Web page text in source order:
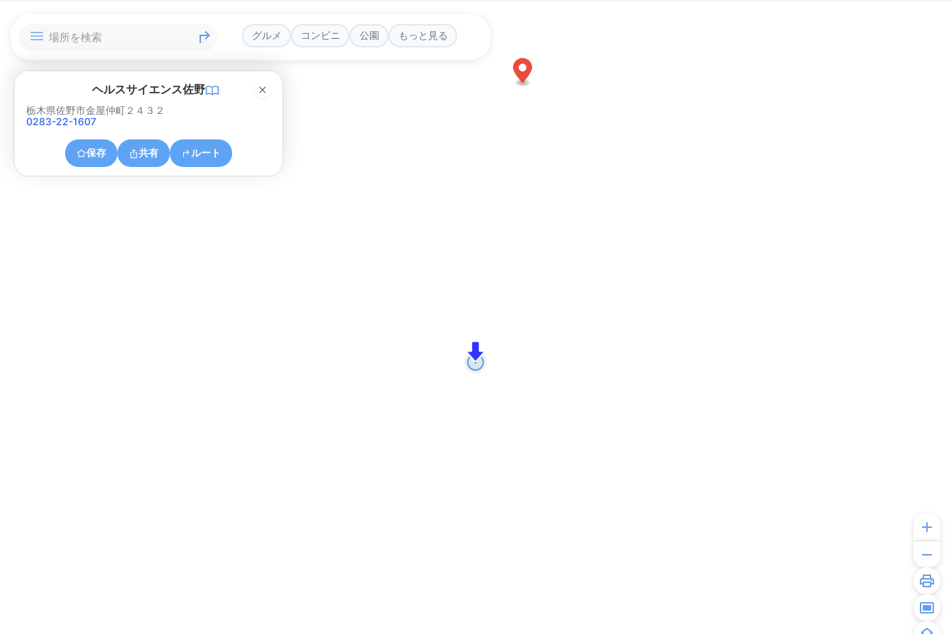
グルメ コンビニ 公園 もっと見る
ヘルスサイエンス佐野
栃木県佐野市金屋仲町２４３２
0283-22-1607
保存 共有 ルート